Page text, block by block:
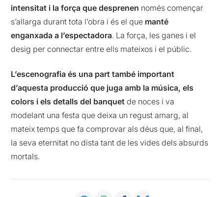
intensitat i la força que desprenen només començar
s’allarga durant tota l’obra i és el que manté
enganxada a l’espectadora. La força, les ganes i el
desig per connectar entre ells mateixos i el públic.
L’escenografia és una part també important
d’aquesta producció que juga amb la música, els
colors i els detalls del banquet de noces i va
modelant una festa que deixa un regust amarg, al
mateix temps que fa comprovar als déus que, al final,
la seva eternitat no dista tant de les vides dels absurds
mortals.